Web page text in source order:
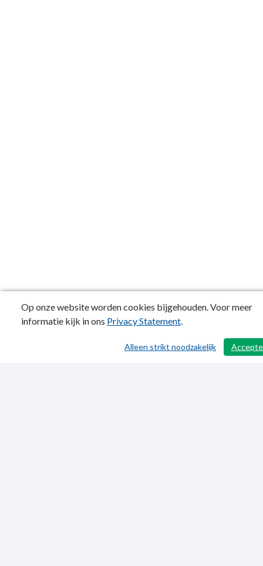
/ 691
Op onze website worden cookies bijgehouden. Voor meer
informatie kijk in ons Privacy Statement.
Alleen strikt noodzakelijk